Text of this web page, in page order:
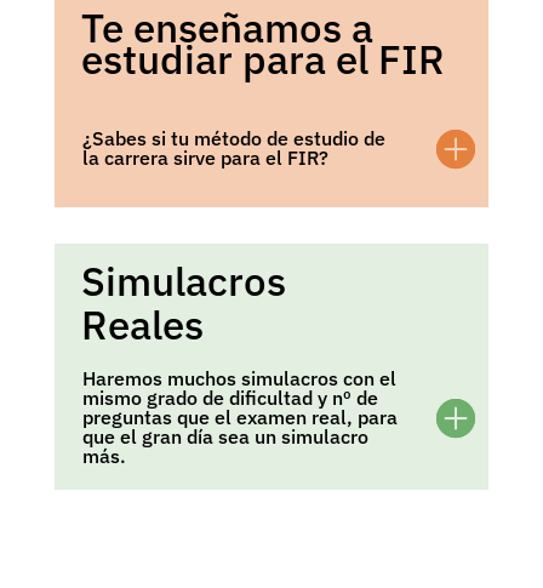
Te enseñamos a
estudiar para el FIR
¿Sabes si tu método de estudio de
la carrera sirve para el FIR?
Simulacros
Reales
Haremos muchos simulacros con el
mismo grado de dificultad y nº de
preguntas que el examen real, para
que el gran día sea un simulacro
más.